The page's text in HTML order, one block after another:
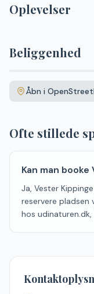
Oplevelser
Beliggenhed
+Åbn i
Ofte stillede
Kan man
Ja, Vester
reservere pladsen
hos